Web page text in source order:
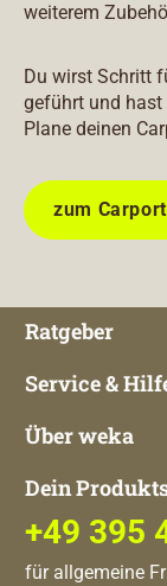
weiterem
Du wirst Schritt
geführt und hast
Plane deinen
zum
Ratgeber
Service &
Über weka
Dein
+49 395
für allgemeine